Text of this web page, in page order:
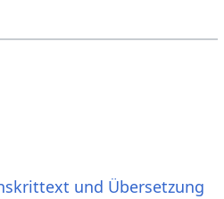
und Übersetzung